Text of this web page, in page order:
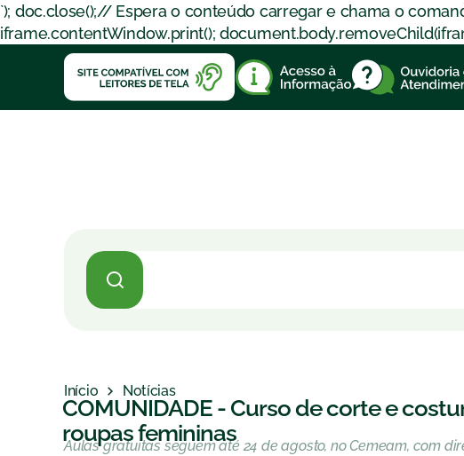
`); doc.close();// Espera o conteúdo carregar e chama o
iframe.contentWindow.print();
Início Notícias
COMUNIDADE - Curso de corte e
roupas femininas
Aulas gratuitas seguem até 24 de agosto, no Cemeam, com